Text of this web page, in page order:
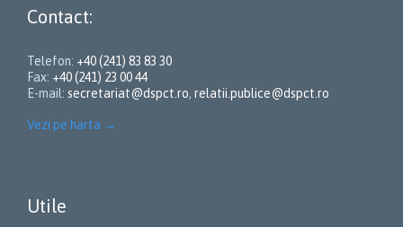
Contact:
Telefon: +40 (241) 83 83 30
Fax: +40 (241) 23 00 44
E-mail: secretariat@dspct.ro, relatii.publice@dspct.ro
Vezi pe harta →
Utile